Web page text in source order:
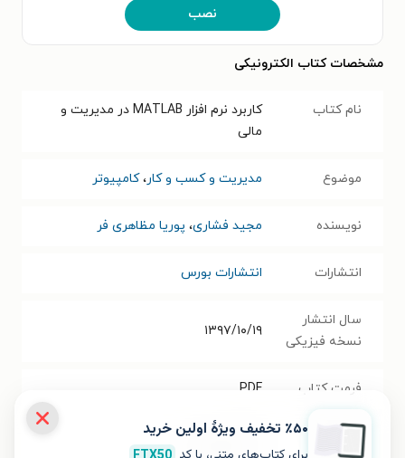
نصب
مشخصات کتاب الکترونیکی
نام کتاب
کاربرد نرم افزار MATLAB در مدیریت و
مالی
موضوع مدیریت و کسب و کار،کامپیوتر
نویسنده مجید فشاری، پوریا مظاهری فر
انتشارات انتشارات بورس
سال انتشار
نسخه فیزیکی
۱۳۹۷/۱۰/۱۹
فرمت کتاب PDF
۴۵.۶۴ مگابایت
٪۵۰ تخفیف ویژۀ اولین خرید